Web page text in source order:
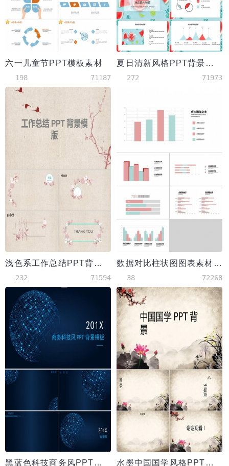
六一儿童节PPT模板素材
198 71187
夏日清新风格PPT背景素材
272 71973
浅色系工作总结PPT背景模版
232 71594
数据对比柱状图图表素材PPT模板
38 72268
黑蓝色科技商务风PPT背景模板 水墨中国国学风格PPT背景素材模板